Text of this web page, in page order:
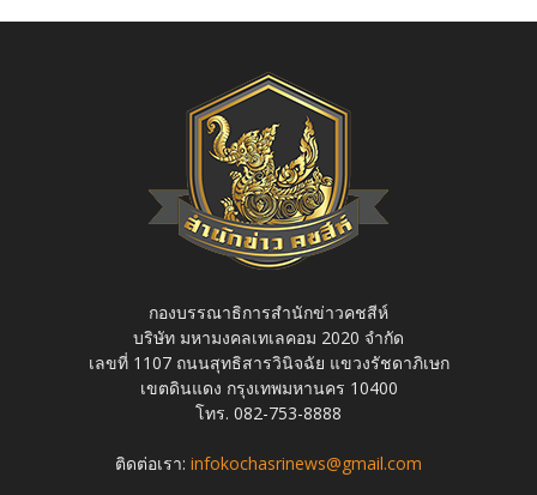
กองบรรณาธิการสำนักข่าวคชสีห์
บริษัท มหามงคลเทเลคอม 2020 จำกัด
เลขที่ 1107 ถนนสุทธิสารวินิจฉัย แขวงรัชดาภิเษก
เขตดินแดง กรุงเทพมหานคร 10400
โทร. 082-753-8888
ติดต่อเรา: infokochasrinews@gmail.com